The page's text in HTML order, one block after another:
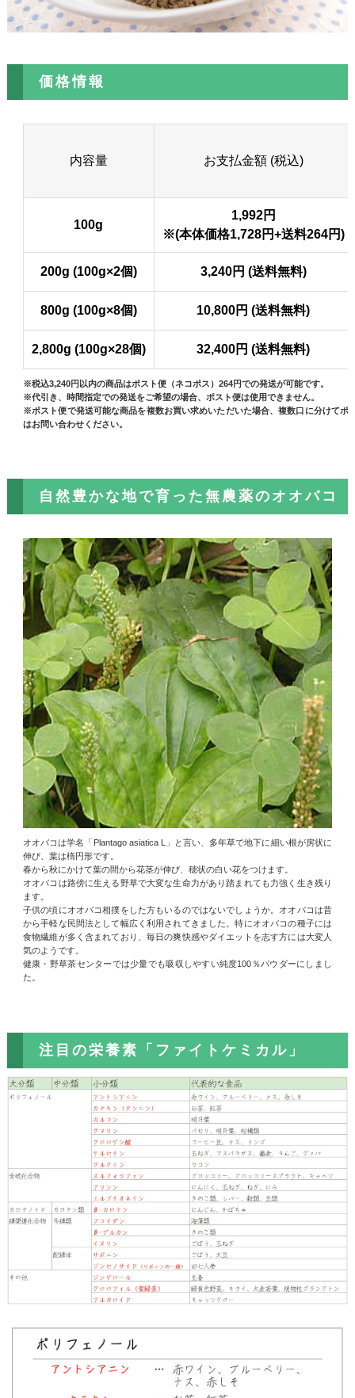
価格情報
内容量 お支払金額 (税込)
100g
1,992円
※(本体価格1,728円+送料264円)
200g (100g×2個) 3,240円 (送料無料)
800g (100g×8個) 10,800円 (送料無料)
2,800g (100g×28個) 32,400円 (送料無料)
※税込3,240円以内の商品はポスト便（ネコポス）264円での発送が可能です。
※代引き、時間指定での発送をご希望の場合、ポスト便は使用できません。
※ポスト便で発送可能な商品を複数お買い求めいただいた場合、複数口に分けてポ
はお問い合わせください。
自然豊かな地で育った無農薬のオオバコ
オオバコは学名「Plantago asiatica L」と言い、多年草で地下に細い根が房状に
伸び、葉は楕円形です。
春から秋にかけて葉の間から花茎が伸び、穂状の白い花をつけます。
オオバコは路傍に生える野草で大変な生命力があり踏まれても力強く生き残り
ます。
子供の頃にオオバコ相撲をした方もいるのではないでしょうか。オオバコは昔
から手軽な民間法として幅広く利用されてきました。特にオオバコの種子には
食物繊維が多く含まれており、毎日の爽快感やダイエットを志す方には大変人
気のようです。
健康・野草茶センターでは少量でも吸収しやすい純度100％パウダーにしまし
た。
注目の栄養素「ファイトケミカル」